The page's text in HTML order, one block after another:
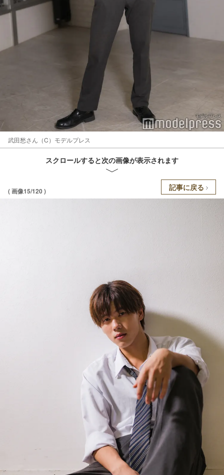
武田愁さん（C）モデルプレス
スクロールすると次の画像が表示されます
( 画像15/120 ) 記事に戻る